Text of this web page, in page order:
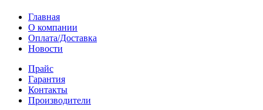
Главная
О компании
Оплата/Доставка
Новости
Прайс
Гарантия
Контакты
Производители